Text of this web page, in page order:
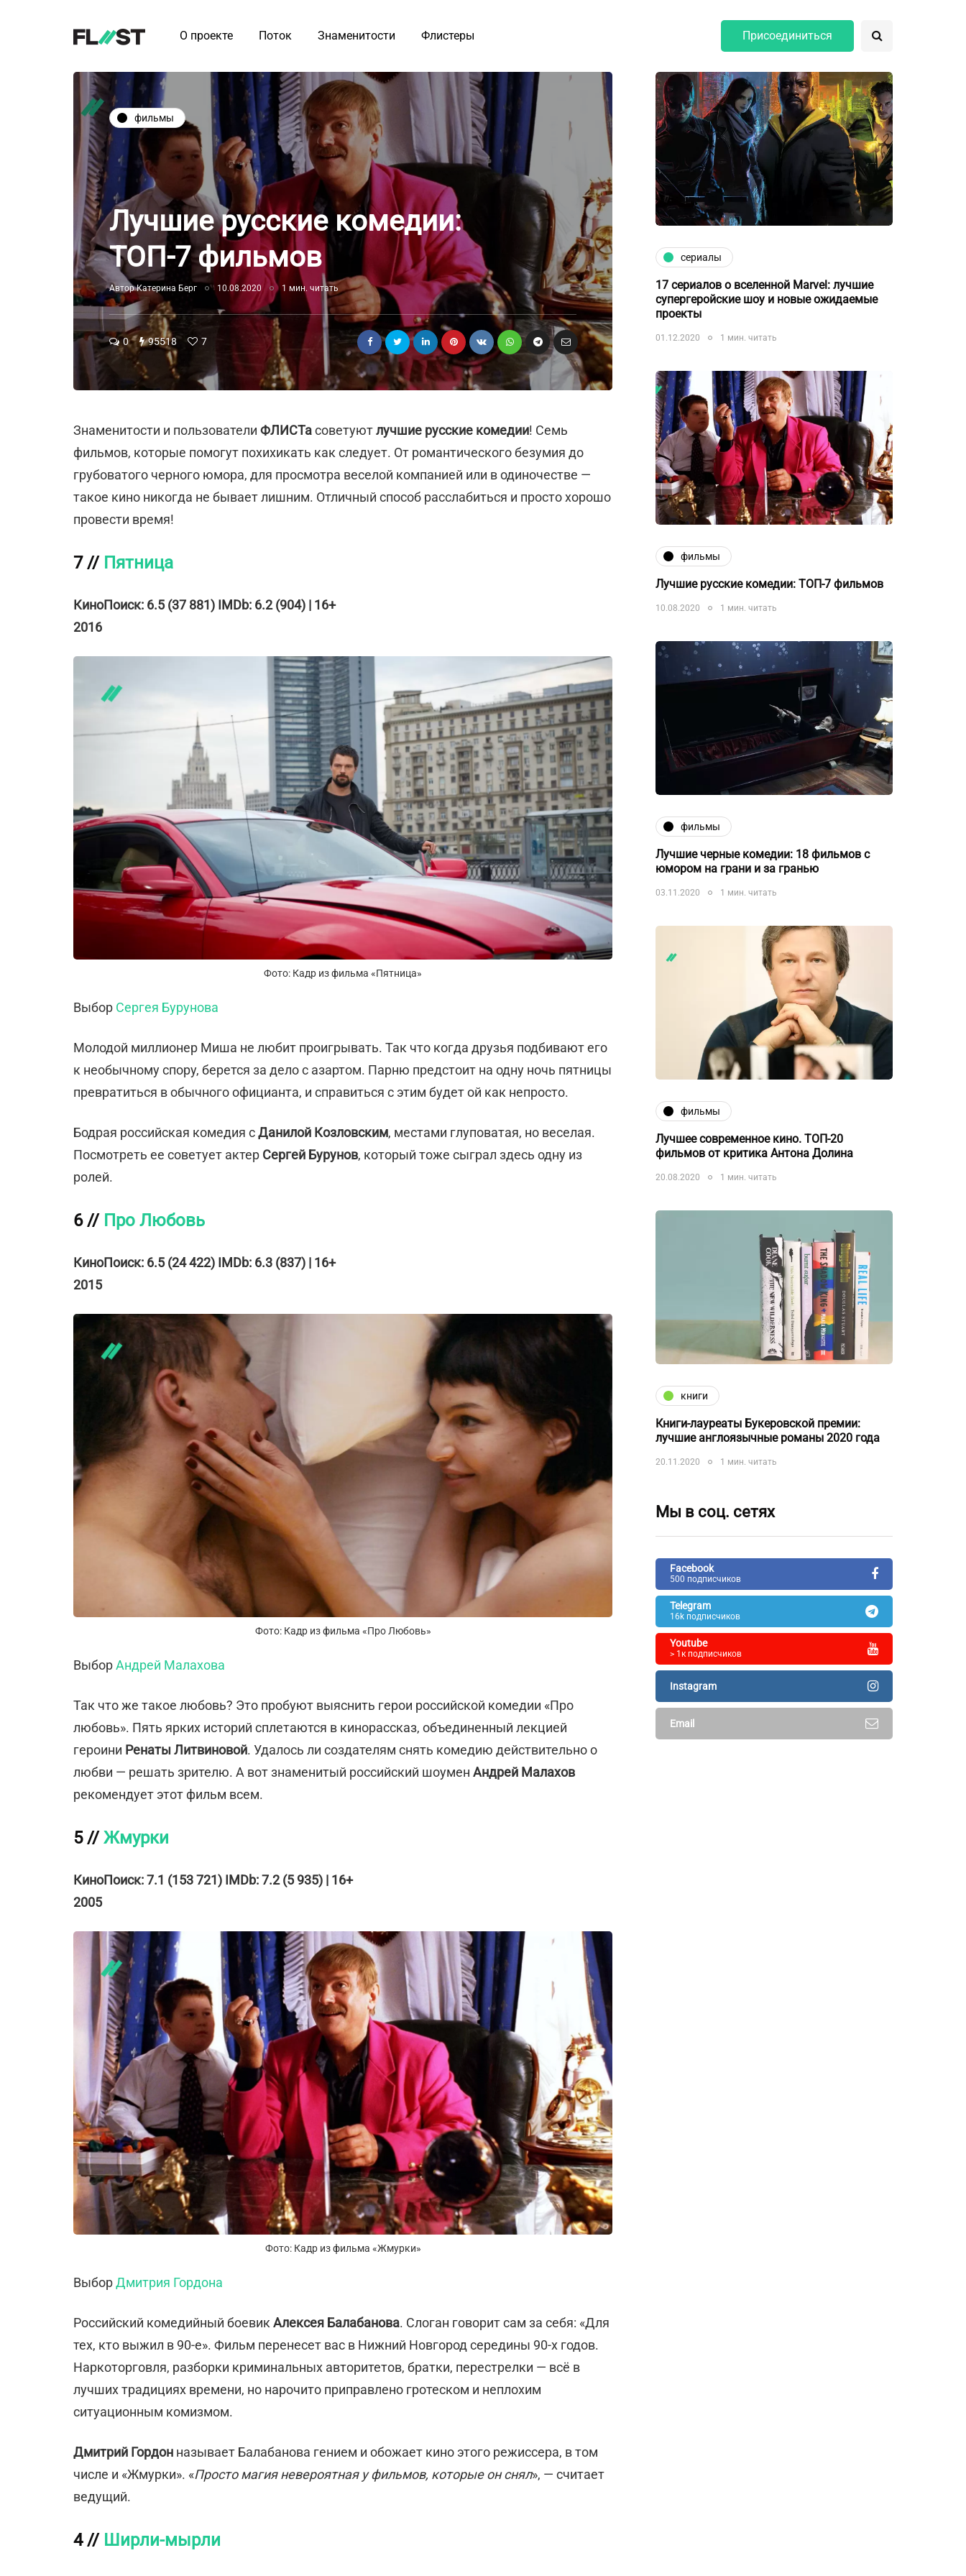
О проекте Поток Присоединиться
Знаменитости Флистеры
фильмы
Лучшие русские комедии:
ТОП-7 фильмов
АвторКатерина Берг 10.08.2020 1 мин. читать
0 95518 7
Знаменитости и пользователи ФЛИСТасоветуютлучшие русские комедии! Семь
фильмов, которые помогут похихикать как следует. От романтического безумия до
грубоватого черного юмора, для просмотра веселой компанией или в одиночестве —
такое кино никогда не бывает лишним. Отличный способ расслабиться и просто хорошо
провести время!
7 // Пятница
КиноПоиск: 6.5 (37 881) IMDb: 6.2 (904) | 16+
2016
Фото: Кадр из фильма «Пятница»
Выбор Сергея Бурунова
Молодой миллионер Миша не любит проигрывать. Так что когда друзья подбивают его
к необычному спору, берется за дело с азартом. Парню предстоит на одну ночь пятницы
превратиться в обычного официанта, и справиться с этим будет ой как непросто.
Бодрая российская комедия сДанилой Козловским, местами глуповатая, но веселая.
Посмотреть ее советует актер Сергей Бурунов, который тоже сыграл здесь одну из
ролей.
6 // Про Любовь
КиноПоиск: 6.5 (24 422) IMDb: 6.3 (837) | 16+
2015
Фото: Кадр из фильма «Про Любовь»
ВыборАндрей Малахова
Так что же такое любовь? Это пробуют выяснить герои российской комедии «Про
любовь». Пять ярких историй сплетаются в кинорассказ, объединенный лекцией
героини Ренаты Литвиновой. Удалось ли создателям снять комедию действительно о
любви — решать зрителю. А вот знаменитый российский шоумен Андрей Малахов
рекомендует этот фильм всем.
5 //Жмурки
КиноПоиск: 7.1 (153 721) IMDb: 7.2 (5 935) | 16+
2005
Фото: Кадр из фильма «Жмурки»
ВыборДмитрия Гордона
Российский комедийный боевик Алексея Балабанова. Слоган говорит сам за себя: «Для
тех, кто выжил в 90-е». Фильм перенесет вас в Нижний Новгород середины 90-х годов.
Наркоторговля, разборки криминальных авторитетов, братки, перестрелки — всё в
лучших традициях времени, но нарочито приправлено гротеском и неплохим
ситуационным комизмом.
Дмитрий Гордон называет Балабанова гением и обожает кино этого режиссера, в том
числе и «Жмурки». «Просто магия невероятная у фильмов, которые он снял», — считает
ведущий.
4 // Ширли-мырли
сериалы
17 сериалов о вселенной Marvel: лучшие
супергеройские шоу и новые ожидаемые
проекты
01.12.2020 1 мин. читать
фильмы
Лучшие русские комедии: ТОП-7 фильмов
10.08.2020 1 мин. читать
фильмы
Лучшие черные комедии: 18 фильмов с
юмором на грани и за гранью
03.11.2020 1 мин. читать
фильмы
Лучшее современное кино. ТОП-20
фильмов от критика Антона Долина
20.08.2020 1 мин. читать
книги
Книги-лауреаты Букеровской премии:
лучшие англоязычные романы 2020 года
20.11.2020 1 мин. читать
Мы в соц. сетях
Facebook
500 подписчиков
Telegram
16k подписчиков
Youtube
> 1к подписчиков
Instagram
Email